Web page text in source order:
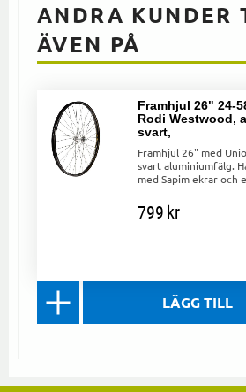
ANDRA KUNDER
ÄVEN PÅ
Framhjul 26" 24-
Rodi Westwood,
svart,
Framhjul 26" med
svart aluminiumfälg.
med Sapim ekrar och
799kr